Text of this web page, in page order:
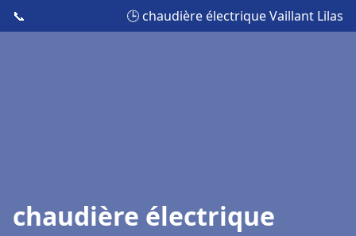
📞 🕒 chaudière électrique Vaillant Lilas
chaudière électrique